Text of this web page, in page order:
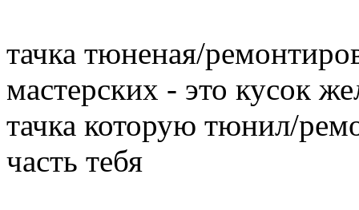
тачка тюненая/
мастерских - это кусок
тачка которую тюнил/
часть тебя